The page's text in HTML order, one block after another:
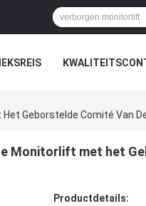
Geborstelde Comité Van
Monitorlift met het
Productdetails: